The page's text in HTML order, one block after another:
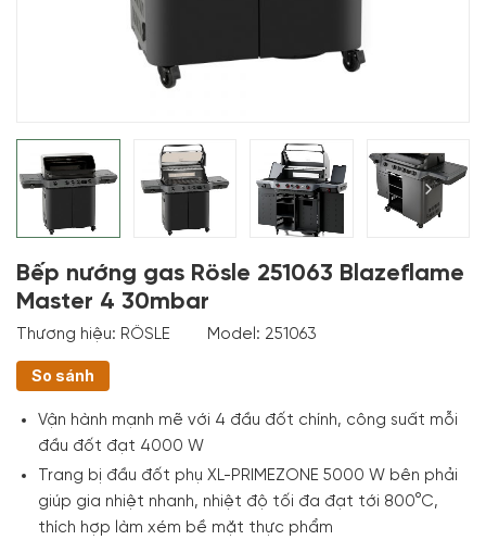
Bếp nướng gas Rösle 251063 Blazeflame
Master 4 30mbar
Thương hiệu: RÖSLE Model: 251063
So sánh
Vận hành mạnh mẽ với 4 đầu đốt chính, công suất mỗi
đầu đốt đạt 4000 W
Trang bị đầu đốt phụ XL-PRIMEZONE 5000 W bên phải
giúp gia nhiệt nhanh, nhiệt độ tối đa đạt tới 800°C,
thích hợp làm xém bề mặt thực phẩm